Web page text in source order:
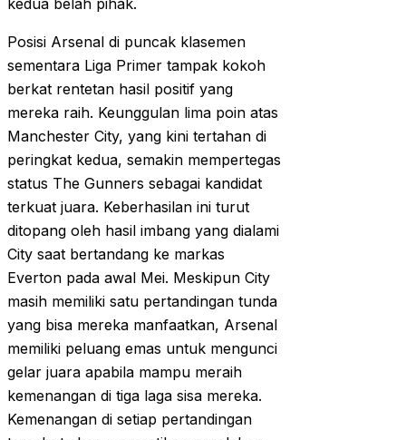
kedua belah pihak.
Posisi Arsenal di puncak klasemen
sementara Liga Primer tampak kokoh
berkat rentetan hasil positif yang
mereka raih. Keunggulan lima poin atas
Manchester City, yang kini tertahan di
peringkat kedua, semakin mempertegas
status The Gunners sebagai kandidat
terkuat juara. Keberhasilan ini turut
ditopang oleh hasil imbang yang dialami
City saat bertandang ke markas
Everton pada awal Mei. Meskipun City
masih memiliki satu pertandingan tunda
yang bisa mereka manfaatkan, Arsenal
memiliki peluang emas untuk mengunci
gelar juara apabila mampu meraih
kemenangan di tiga laga sisa mereka.
Kemenangan di setiap pertandingan